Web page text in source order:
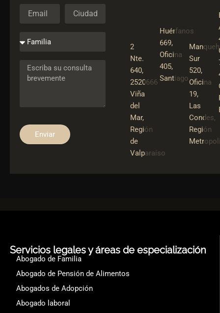
Enviar
2
Nte.
640,
2520666
Viña
del
Mar,
Región
de
Valparaíso
Huérfanos
669,
Oficina
405,
Santiago
Sur
520,
Oficina
19,
Las
Condes,
Región
Servicios legales y áreas de especialización
Abogado de Familia
Abogado de Pensión de Alimentos
Abogados de Adopción
Abogado laboral